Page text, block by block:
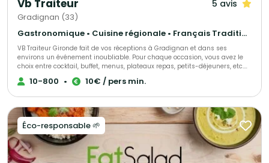
Vb Traiteur 5 avis
Gradignan (33)
Gastronomique • Cuisine régionale • Français Traditionnel
VB Traiteur Gironde fait de vos réceptions à Gradignan et dans ses
environs un événement inoubliable. Pour chaque occasion, vous avez le
choix entre cocktail, buffet, menus, plateaux repas, petits-déjeuners, etc.
Toute demande peut être personnalisable. Tous nos produits sont fait
maison, nous travaillons avec des fournisseurs locaux et nous favorisons
attentes. Nous organisons Mariage, Anniversaire, Baptême, Repas
d'Entreprise, Séminaire, Congrès, Gala et bien d'autres.
10-800 • 10€ / pers min.
Éco-responsable 🌱